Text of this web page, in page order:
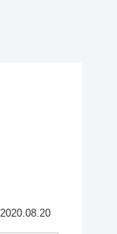
2020.08.20